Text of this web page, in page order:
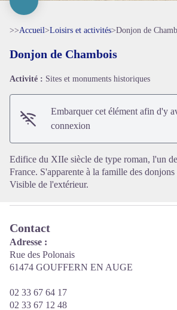
Voir
>>Accueil>Loisirs et activités>Donjon de
Donjon de Chambois
Activité : Sites et monuments historiques
Embarquer cet élément afin d'y
connexion
Edifice du XIIe siècle de type roman, l'un
France. S'apparente à la famille des
Visible de l'extérieur.
Contact
Adresse :
Rue des Polonais
61474 GOUFFERN EN AUGE
02 33 67 64 17
02 33 67 12 48